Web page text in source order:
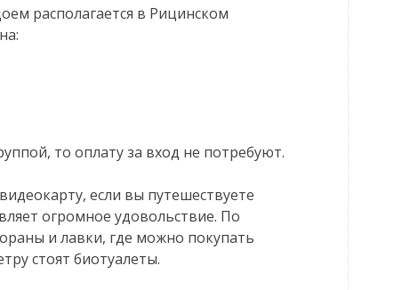
располагается в Рицинском
то оплату за вход не потребуют.
если вы путешествуете
огромное удовольствие. По
и лавки, где можно покупать
стоят биотуалеты.